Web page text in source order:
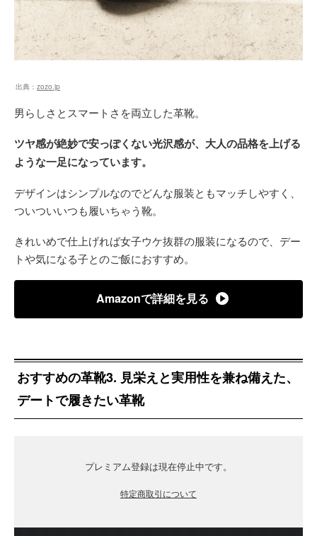
出典： zozo.jp
男らしさとスマートさを両立した革靴。
ツヤ感が絶妙で安っぽくない光沢感が、大人の品格を上げる
ような一足になっています。
デザインはシンプルなのでどんな服装ともマッチしやすく、
ついついいつも履いちゃう靴。
きれいめで仕上げれば女子ウケ抜群の服装になるので、デー
トや気になる子とのご飯におすすめ。
Amazonで詳細を見る
おすすめの革靴3. 見栄えと実用性を兼ね備えた、
デートで履きたい革靴
プレミアム登録は現在停止中です。
特定商取引について